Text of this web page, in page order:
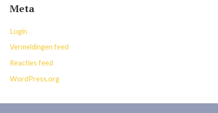
Meta
Login
Vermeldingen feed
Reacties feed
WordPress.org